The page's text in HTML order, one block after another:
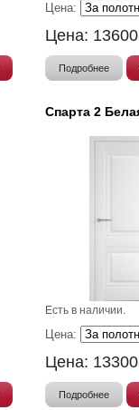
Цена:
Цена: 13600
Подробнее
Спарта 2
Есть в наличии.
Цена:
Цена: 13300
Подробнее